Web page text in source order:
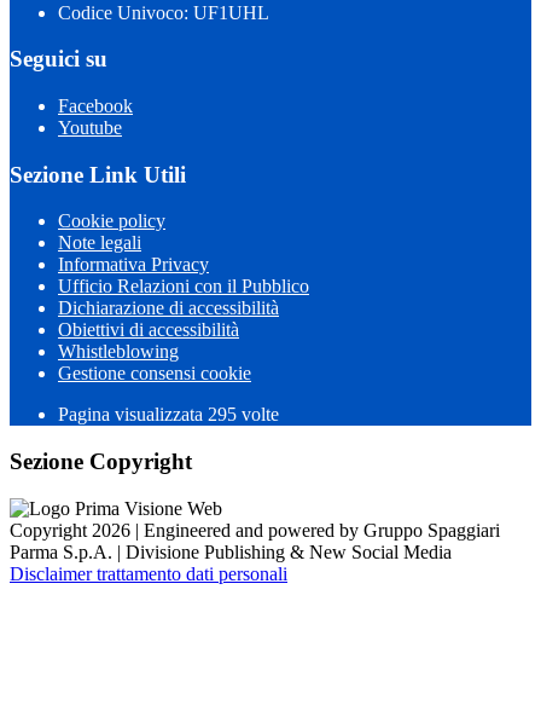
Codice Univoco: UF1UHL
Seguici su
Facebook
Youtube
Sezione Link Utili
Cookie policy
Note legali
Informativa Privacy
Ufficio Relazioni con il Pubblico
Dichiarazione di accessibilità
Obiettivi di accessibilità
Whistleblowing
Gestione consensi cookie
Pagina visualizzata 295 volte
Sezione Copyright
Copyright 2026 | Engineered and powered by Gruppo Spaggiari
Parma S.p.A. | Divisione Publishing & New Social Media
Disclaimer trattamento dati personali